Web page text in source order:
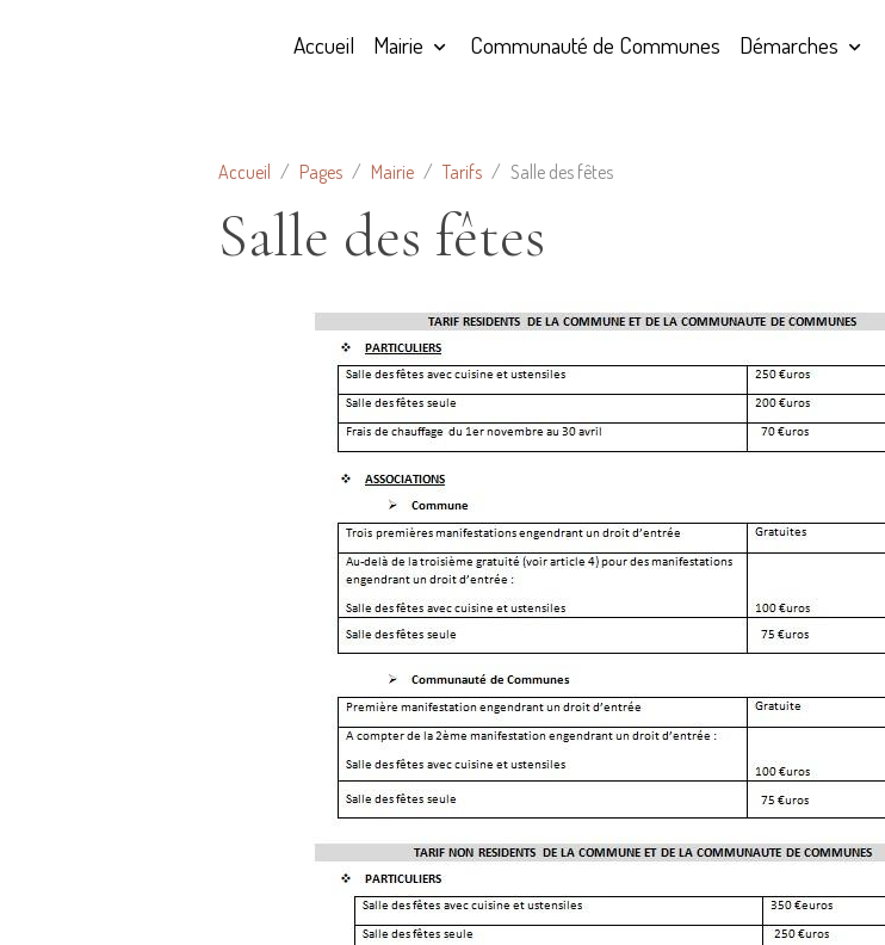
Accueil Mairie Communauté de Communes Démarches
Accueil Pages Mairie Tarifs Salle des fêtes
Salle des fêtes